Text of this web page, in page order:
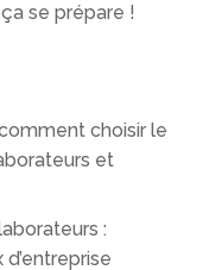
se prépare !
choisir le
et
: